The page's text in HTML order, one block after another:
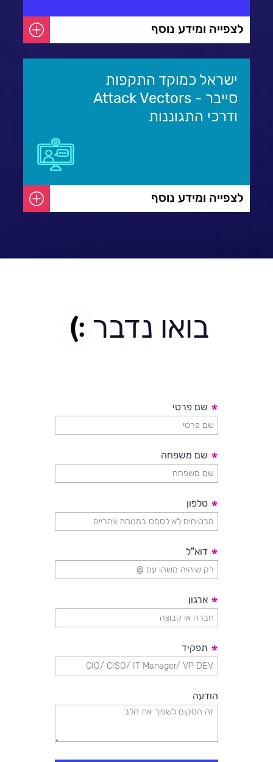
לצפייה ומידע נוסף
ישראל כמוקד התקפות
סייבר - Attack Vectors
ודרכי התגוננות
לצפייה ומידע נוסף
בואו נדבר
שם פרטי *
שם משפחה *
טלפון *
דוא"ל *
ארגון *
תפקיד *
הודעה